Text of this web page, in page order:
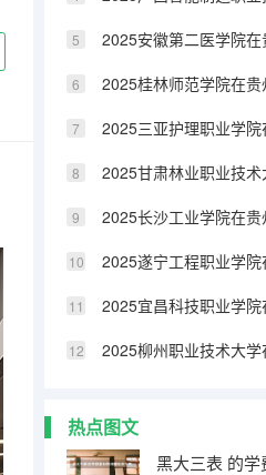
2025桂林师范学院在
2025长沙工业学院在
热点图文